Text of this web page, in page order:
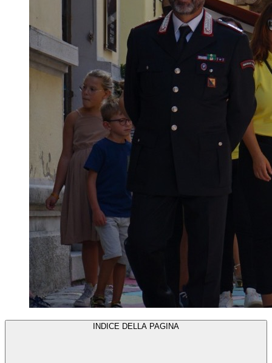
INDICE DELLA PAGINA